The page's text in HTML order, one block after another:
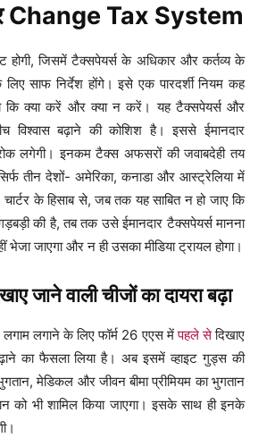
Change Tax System
होगी, जिसमें टैक्सपेयर्स के अधिकार और कर्तव्य के
साफ निर्देश होंगे। इसे एक पारदर्शी नियम कह
कि क्या करें और क्या न करें। यह टैक्सपेयर्स और
विश्वास बढ़ाने की कोशिश है। इससे ईमानदार
लगेगी। इनकम टैक्स अफसरों की जवाबदेही तय
तीन देशों- अमेरिका, कनाडा और आस्ट्रेलिया में
चार्टर के हिसाब से, जब तक यह साबित न हो जाए कि
की है, तब तक उसे ईमानदार टैक्सपेयर्स मानना
भेजा जाएगा और न ही उसका मीडिया ट्रायल होगा।
जाने वाली चीजों का दायरा बढ़ा
लगाम लगाने के लिए फॉर्म 26 एएस मेंपहले सेदिखाए
का फैसला लिया है। अब इसमें व्हाइट गुड्स की
भुगतान, मेडिकल और जीवन बीमा प्रीमियम का भुगतान
भी शामिल किया जाएगा। इसके साथ ही इनके